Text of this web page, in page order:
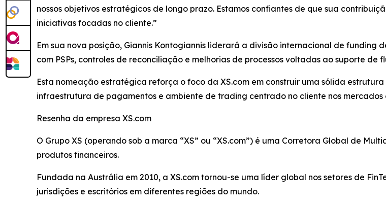
nossos objetivos estratégicos de longo prazo. Estamos confiantes de que sua
iniciativas focadas no cliente.”
Em sua nova posição, Giannis Kontogiannis liderará a divisão internacional de funding
com PSPs, controles de reconciliação e melhorias de processos voltadas ao suporte de
Esta nomeação estratégica reforça o foco da XS.com em construir uma sólida
infraestrutura de pagamentos e ambiente de trading centrado no cliente nos mercados
Resenha da empresa XS.com
O Grupo XS (operando sob a marca “XS” ou “XS.com”) é uma Corretora Global de
produtos financeiros.
Fundada na Austrália em 2010, a XS.com tornou-se uma líder global nos setores de
jurisdições e escritórios em diferentes regiões do mundo.